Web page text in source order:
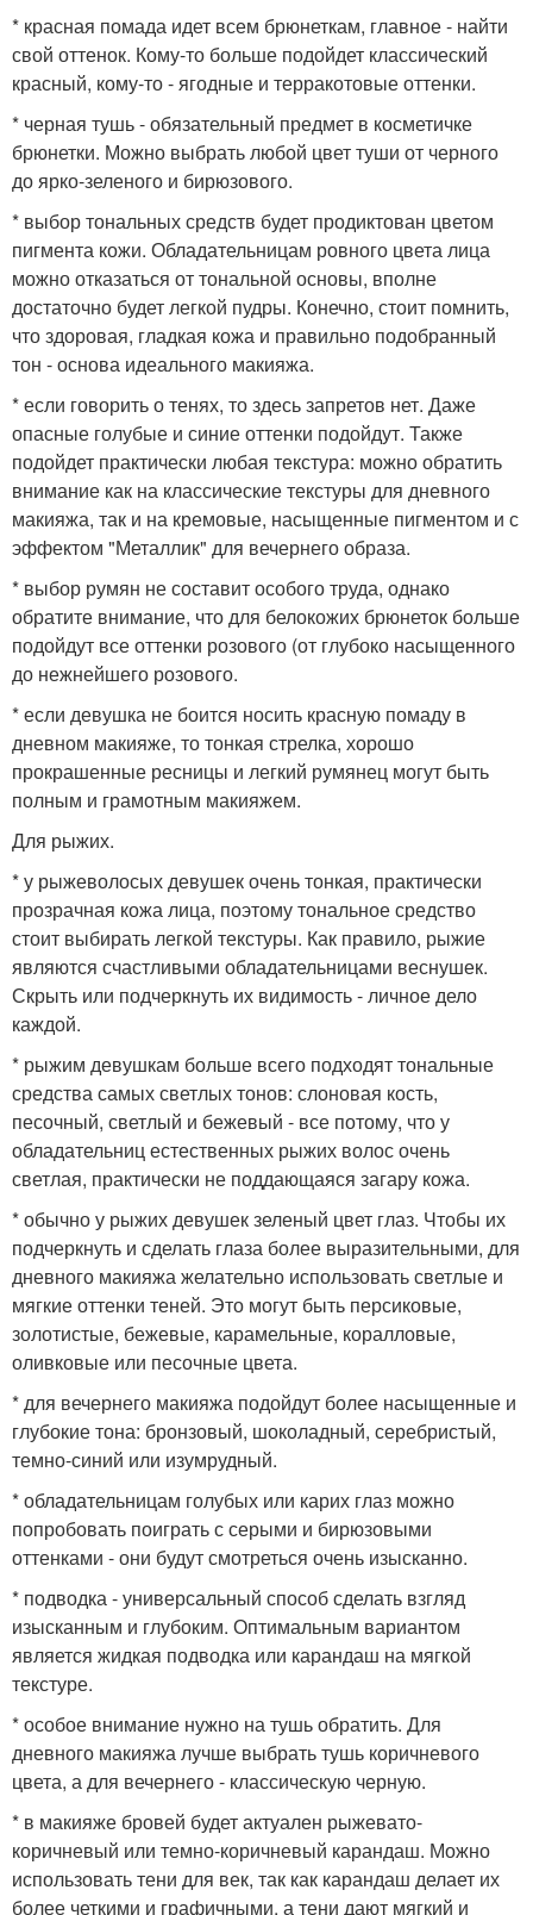
* красная помада идет всем брюнеткам, главное - найти
свой оттенок. Кому-то больше подойдет классический
красный, кому-то - ягодные и терракотовые оттенки.
* черная тушь - обязательный предмет в косметичке
брюнетки. Можно выбрать любой цвет туши от черного
до ярко-зеленого и бирюзового.
* выбор тональных средств будет продиктован цветом
пигмента кожи. Обладательницам ровного цвета лица
можно отказаться от тональной основы, вполне
достаточно будет легкой пудры. Конечно, стоит помнить,
что здоровая, гладкая кожа и правильно подобранный
тон - основа идеального макияжа.
* если говорить о тенях, то здесь запретов нет. Даже
опасные голубые и синие оттенки подойдут. Также
подойдет практически любая текстура: можно обратить
внимание как на классические текстуры для дневного
макияжа, так и на кремовые, насыщенные пигментом и с
эффектом "Металлик" для вечернего образа.
* выбор румян не составит особого труда, однако
обратите внимание, что для белокожих брюнеток больше
подойдут все оттенки розового (от глубоко насыщенного
до нежнейшего розового.
* если девушка не боится носить красную помаду в
дневном макияже, то тонкая стрелка, хорошо
прокрашенные ресницы и легкий румянец могут быть
полным и грамотным макияжем.
Для рыжих.
* у рыжеволосых девушек очень тонкая, практически
прозрачная кожа лица, поэтому тональное средство
стоит выбирать легкой текстуры. Как правило, рыжие
являются счастливыми обладательницами веснушек.
Скрыть или подчеркнуть их видимость - личное дело
каждой.
* рыжим девушкам больше всего подходят тональные
средства самых светлых тонов: слоновая кость,
песочный, светлый и бежевый - все потому, что у
обладательниц естественных рыжих волос очень
светлая, практически не поддающаяся загару кожа.
* обычно у рыжих девушек зеленый цвет глаз. Чтобы их
подчеркнуть и сделать глаза более выразительными, для
дневного макияжа желательно использовать светлые и
мягкие оттенки теней. Это могут быть персиковые,
золотистые, бежевые, карамельные, коралловые,
оливковые или песочные цвета.
* для вечернего макияжа подойдут более насыщенные и
глубокие тона: бронзовый, шоколадный, серебристый,
темно-синий или изумрудный.
* обладательницам голубых или карих глаз можно
попробовать поиграть с серыми и бирюзовыми
оттенками - они будут смотреться очень изысканно.
* подводка - универсальный способ сделать взгляд
изысканным и глубоким. Оптимальным вариантом
является жидкая подводка или карандаш на мягкой
текстуре.
* особое внимание нужно на тушь обратить. Для
дневного макияжа лучше выбрать тушь коричневого
цвета, а для вечернего - классическую черную.
* в макияже бровей будет актуален рыжевато-
коричневый или темно-коричневый карандаш. Можно
использовать тени для век, так как карандаш делает их
более четкими и графичными, а тени дают мягкий и